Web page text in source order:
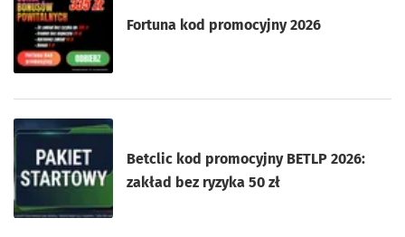
Fortuna kod promocyjny 2026
Betclic kod promocyjny BETLP 2026:
zakład bez ryzyka 50 zł